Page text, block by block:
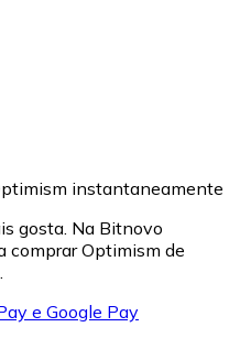
instantaneamente
gosta. Na Bitnovo
comprar Optimism de
e Google Pay